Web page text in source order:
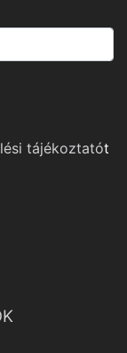
tájékoztatót